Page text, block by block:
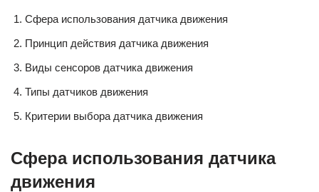
Сфера использования датчика движения
Принцип действия датчика движения
Виды сенсоров датчика движения
Типы датчиков движения
Критерии выбора датчика движения
Сфера использования датчика
движения